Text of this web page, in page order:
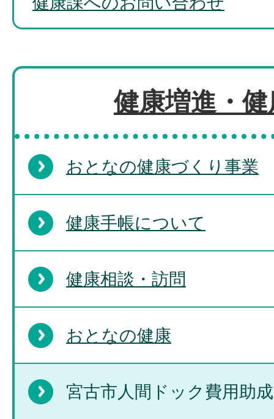
健康増進・
おとなの健康づくり事業
健康手帳について
健康相談・訪問
おとなの健康
宮古市人間ドック費用助成